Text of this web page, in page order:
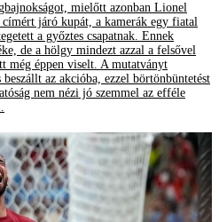
mielőtt azonban Lionel
járó kupát, a kamerák egy fiatal
a győztes csapatnak. Ennek
de a hölgy mindezt azzal a felsővel
még éppen viselt. A mutatványt
az akcióba, ezzel börtönbüntetést
nem nézi jó szemmel az efféle